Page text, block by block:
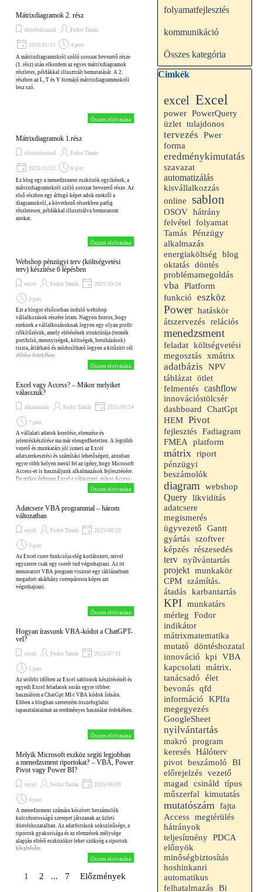
Mátrixdiagramok 2. rész
döntéshozatal Fodor Tamás
2026/01/12
4 perc
A mátrixdiagramokról szóló sorozat bevezető része
(1. rész) után elkezdem az egyes mátrixdiagramok
részletes, példákkal illusztrált bemutatását. A 2.
részben az L, T és Y formájú mátrixdiagrammokról
lesz szó.
Összes elolvasása
Mátrixdiagramok 1.rész
döntéshozatal Fodor Tamás
2025/11/22
6 perc
Ez blog egy a menedzsment eszközök egyikének, a
mátrixdiagramokról szóló sorozat bevezető része. Az
első részben egy átfogó képet adok ezekről a
diagramokról, a következő részekben padig
részletesen, példákkal illusztrálva bemutatom
azokat.
Összes elolvasása
Webshop pénzügyi terv (költségvetési
terv) készítése 6 lépésben
excel Fodor Tamás 2025/10/24
3 perc
Ezt a blogot elsősorban induló webshop
vállalkozások részére írtam. Nagyon fontos, hogy
ezeknek a vállalkozásoknak legyen egy olyan profit
célkítűzésük, amely elérésének struktúrája (termék
portfolió, mennyiségek, költségek, beruházások)
tiszta, átlátható és módosítható legyen a kitűzött cél
elérése érdekében.
Összes elolvasása
Excel vagy Access? – Mikor melyiket
válasszuk?
alkalmazás Fodor Tamás 2025/09/24
7 perc
A vállalati adatok kezelése, elemzése és
jelentéskészítése ma már elengedhetetlen. A legtöbb
vezető és munkatárs jól ismeri az Excel
adatszerkesztési és számítási lehetőségeit, azonban
egyre több helyen merül fel az igény, hogy Microsoft
Access-et is használjunk alkalmazások fejlesztésére.
De mikor érdemes Excel-t választani, mikor Access-
t, és mikor érdemes kombinálni őket? Ez a
blogbejegyzés végigvezet a legfontosabb
Összes elolvasása
Adatcsere VBA programmal – három
változatban
excel Fodor Tamás 2025/08/20
3 perc
Az Excel csere funkciója elég korlátozott, mivel
egyszerre csak egy cserét tud végrehajtani. Az itt
menutatott VBA program viszont egy táblázatbam
megadott akárhány cserepárosra képes azt
végrehajtani.
Összes elolvasása
Hogyan írassunk VBA-kódot a ChatGPT-
vel?
excel Fodor Tamás 2025/07/11
5 perc
Az utóbbi időben az Excel sablonok készítésénél és
egyedi Excel feladatok során egyre többet
használom a ChatGpt MI-t VBA kódok írására.
Ebben a blogban szeretném összefoglalni
tapasztalataimat az eredményes használat érdekében.
Összes elolvasása
Melyik Microsoft eszköz segíti legjobban
a menedzsment riportokat? – VBA, Power
Pivot vagy Power BI?
excel Fodor Tamás 2025/06/09
4 perc
A menedzsment számára készített beszámolók
kulcsfontosságú szerepet játszanak az üzleti
döntéshozatalban. Az adatforrások sokszínűsége, a
riportok gyakorisága és az elemzések mélysége
alapján eltérő eszközökre lehet szükség a riportok
készítésére.
Összes elolvasása
Jelenlegi oldal:
1 Ugrás az oldalra:
2 ... Ugrás az oldalra:
7 Előzmények
folyamatfejlesztés
kommunikáció
Összes kategória
Kihagy blokk Cimkék
Cimkék
excel Excel
power PowerQuery
üzlet tulajdonos
tervezés
Pwer
forma
eredménykimutatás
szavazat
automatizálás
kisvállalkozzás
online
sablon
OSOV hátrány
felvétel folyamat
Tamás Pénzügy
alkalmazás
energiaköltség
blog
oktatás döntés
problémamegoldás
vba Platform
funkció eszköz
Power hatáskör
átszervezés relációs
menedzsment
feladat költségvetési
megosztás xmátrix
adatbázis
NPV
táblázat ötlet
felmentés cashflow
innovációstölcsér
dashboard
ChatGpt
HEM Pivot
fejlesztés Fadiagram
FMEA
platform
mátrix riport
pénzügyi
beszámolók
diagram webshop
Query likviditás
adatcsere
megismerés
ügyvezető
Gantt
gyártás szoftver
képzés részesedés
terv nyílvántartás
projekt munkakör
CPM számítás.
átadás karbantartás
KPI munkatárs
mérleg
Fodor
indikátor
mátrixmatematika
mutató
döntéshozatal
innováció
kpi VBA
kapcsolati
mátrix.
tanácsadó
élet
bevonás qfd
információ
KPIfa
megegyezés
GoogleSheet
nyilvántartás
makró
program
keresés Hálóterv
pivot beszámoló
BI
előrejelzés vezető
magad
csináld
típus
műszerfal
kimutatás
mutatószám fajta
Access megtérülés
hátrányok
teljesítmény PDCA
előnyök
minőségbiztosítás
hoshinkanri
automatikus
felhatalmazás Bi